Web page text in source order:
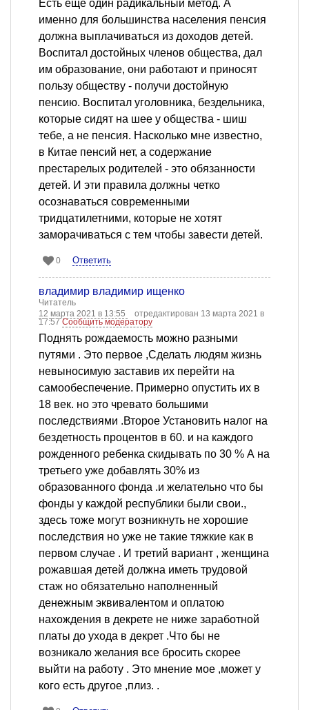
Есть еще один радикальный метод. А
именно для большинства населения пенсия
должна выплачиваться из доходов детей.
Воспитал достойных членов общества, дал
им образование, они работают и приносят
пользу обществу - получи достойную
пенсию. Воспитал уголовника, бездельника,
которые сидят на шее у общества - шиш
тебе, а не пенсия. Насколько мне известно,
в Китае пенсий нет, а содержание
престарелых родителей - это обязанности
детей. И эти правила должны четко
осознаваться современными
тридцатилетними, которые не хотят
заморачиваться с тем чтобы завести детей.
0 Ответить
владимир владимир ищенко
Читатель
12 марта 2021 в 13:55
отредактирован 13 марта 2021 в
17:57Сообщить модератору
Поднять рождаемость можно разными
путями . Это первое ,Сделать людям жизнь
невыносимую заставив их перейти на
самообеспечение. Примерно опустить их в
18 век. но это чревато большими
последствиями .Второе Установить налог на
бездетность процентов в 60. и на каждого
рожденного ребенка скидывать по 30 % А на
третьего уже добавлять 30% из
образованного фонда .и желательно что бы
фонды у каждой республики были свои.,
здесь тоже могут возникнуть не хорошие
последствия но уже не такие тяжкие как в
первом случае . И третий вариант , женщина
рожавшая детей должна иметь трудовой
стаж но обязательно наполненный
денежным эквивалентом и оплатою
нахождения в декрете не ниже заработной
платы до ухода в декрет .Что бы не
возникало желания все бросить скорее
выйти на работу . Это мнение мое ,может у
кого есть другое ,плиз. .